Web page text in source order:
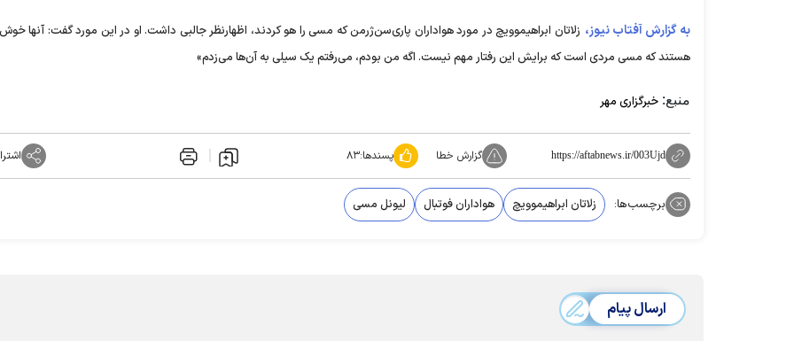
به گزارش آفتاب نیوز، زلاتان ابراهیموویچ در مورد هواداران پاری‌سن‌ژرمن که مسی را هو کردند، اظهارنظر جالبی داشت. او در این مورد گفت: آنها
هستند که مسی مردی است که برایش این رفتار مهم نیست. اگه من بودم، می‌رفتم یک سیلی به آن‌ها می‌زدم»
منبع: خبرگزاری مهر
https://aftabnews.ir/003Ujd گزارش خطا پسندها:۸۳
برچسب‌ها: زلاتان ابراهیموویچ هواداران فوتبال لیونل مسی
ارسال پیام